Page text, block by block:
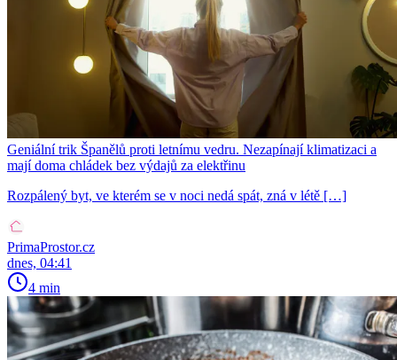
Geniální trik Španělů proti letnímu vedru. Nezapínají klimatizaci a
mají doma chládek bez výdajů za elektřinu
Rozpálený byt, ve kterém se v noci nedá spát, zná v létě […]
PrimaProstor.cz
dnes, 04:41
4 min